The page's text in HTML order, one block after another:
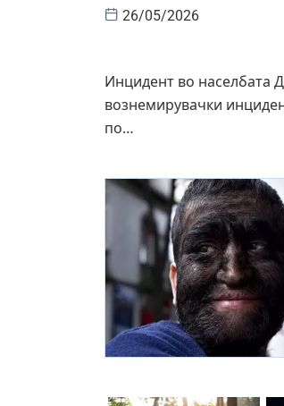
26/05/2026
Инцидент во населбата
вознемирувачки
по…